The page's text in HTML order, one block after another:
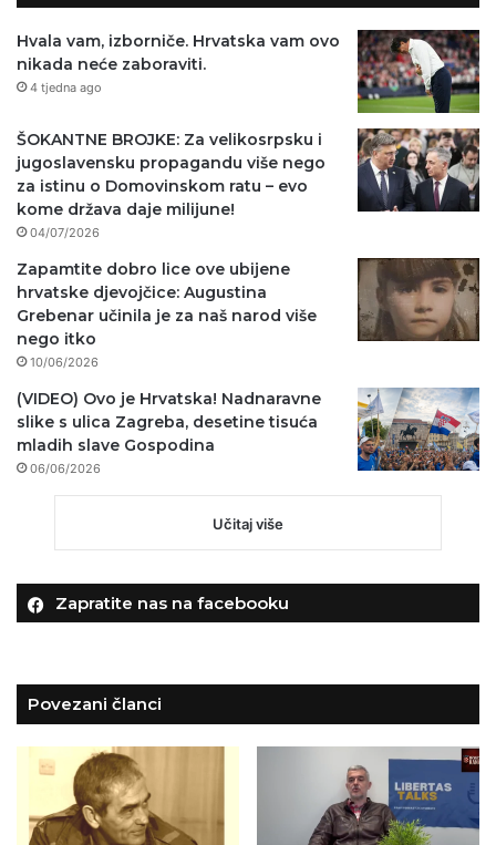
Hvala vam, izborniče. Hrvatska vam ovo
nikada neće zaboraviti.
4 tjedna ago
ŠOKANTNE BROJKE: Za velikosrpsku i
jugoslavensku propagandu više nego
za istinu o Domovinskom ratu – evo
kome država daje milijune!
04/07/2026
Zapamtite dobro lice ove ubijene
hrvatske djevojčice: Augustina
Grebenar učinila je za naš narod više
nego itko
10/06/2026
(VIDEO) Ovo je Hrvatska! Nadnaravne
slike s ulica Zagreba, desetine tisuća
mladih slave Gospodina
06/06/2026
Učitaj više
Zapratite nas na facebooku
Povezani članci